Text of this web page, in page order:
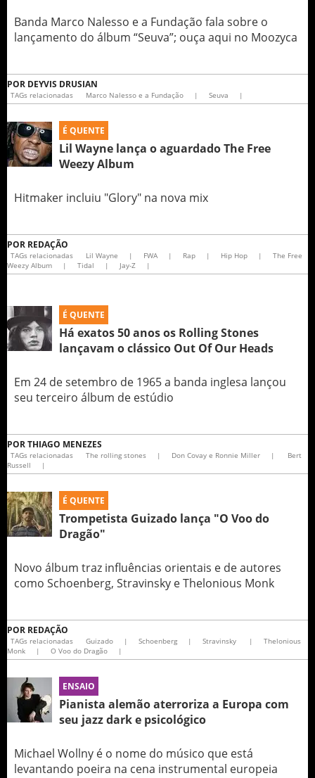
Banda Marco Nalesso e a Fundação fala sobre o
lançamento do álbum “Seuva”; ouça aqui no Moozyca
POR DEYVIS DRUSIAN
TAGs relacionadas Marco Nalesso e a Fundação | Seuva |
É QUENTE
Lil Wayne lança o aguardado The Free
Weezy Album
Hitmaker incluiu "Glory" na nova mix
POR REDAÇÃO
TAGs relacionadas Lil Wayne | FWA | Rap | Hip Hop |
The Free
Weezy Album
| Tidal | Jay-Z |
É QUENTE
Há exatos 50 anos os Rolling Stones
lançavam o clássico Out Of Our Heads
Em 24 de setembro de 1965 a banda inglesa lançou
seu terceiro álbum de estúdio
PORTHIAGO MENEZES
TAGs relacionadas The rolling stones | Don Covay e Ronnie Miller |
Bert
Russell
|
É QUENTE
Trompetista Guizado lança "O Voo do
Dragão"
Novo álbum traz influências orientais e de autores
como Schoenberg, Stravinsky e Thelonious Monk
POR REDAÇÃO
TAGs relacionadas Guizado | Schoenberg | Stravinsky |
Thelonious
Monk
| O Voo do Dragão |
ENSAIO
Pianista alemão aterroriza a Europa com
seu jazz dark e psicológico
Michael Wollny é o nome do músico que está
levantando poeira na cena instrumental europeia